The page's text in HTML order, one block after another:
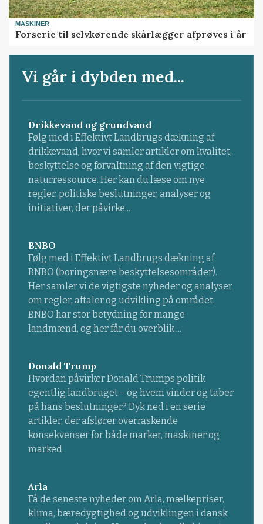
MASKINER
Forserie til selvkørende skårlægger afprøves i år
Vi går i dybden med...
Drikkevand og grundvand
Følg med i Effektivt Landbrugs dækning af
drikkevand, hvor vi samler artikler om kvalitet,
beskyttelse og forvaltning af den vigtige
naturressource. Her kan du læse om nye
regler, politiske beslutninger, analyser og
initiativer, der påvirke...
BNBO
Følg med i Effektivt Landbrugs dækning af
BNBO (boringsnære beskyttelsesområder).
Her samler vi de vigtigste nyheder og analyser
om regler, aftaler og udvikling på området.
BNBO har stor betydning for mange
landmænd, og her får du overblik ...
Donald Trump
Hvordan påvirker Donald Trumps politik
egentlig landbruget – og hvem vinder og taber
på hans beslutninger? Dyk ned i en serie
artikler, der afslører overraskende
konsekvenser for både marker, maskiner og
marked.
Arla
Få de seneste nyheder om Arla, mælkepriser,
klima, bæredygtighed og udviklingen i dansk